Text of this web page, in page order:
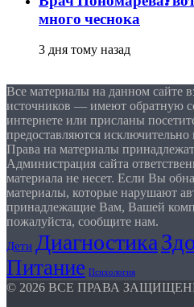
много чеснока
3 дня тому назад
Все материалы на данном сайте
источников — имеют обратную
интернете или присланы
предоставляются
Права на материалы
Администрация сайта
материала не несет. Если Вы
материалы, которые нарушают
принадлежащие Вам, Вашей
пожалуйста, сообщите нам.
Дети Диагностика
Питание Психология
© 2026 ВСЕ ПРАВА